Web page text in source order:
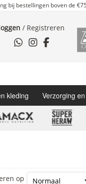
bij bestellingen boven de
/ Registreren
kleding Verzorging
op